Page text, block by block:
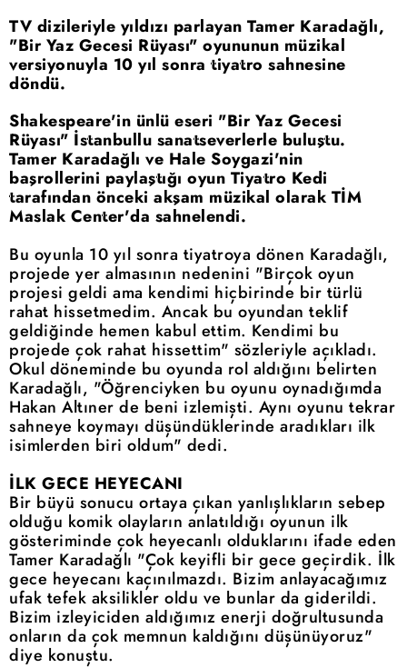
TV dizileriyle yıldızı parlayan Tamer Karadağlı,
"Bir Yaz Gecesi Rüyası" oyununun müzikal
versiyonuyla 10 yıl sonra tiyatro sahnesine
döndü.
Shakespeare'in ünlü eseri "Bir Yaz Gecesi
Rüyası" İstanbullu sanatseverlerle buluştu.
Tamer Karadağlı ve Hale Soygazi'nin
başrollerini paylaştığı oyun Tiyatro Kedi
tarafından önceki akşam müzikal olarak TİM
Maslak Center'da sahnelendi.
Bu oyunla 10 yıl sonra tiyatroya dönen Karadağlı,
projede yer almasının nedenini "Birçok oyun
projesi geldi ama kendimi hiçbirinde bir türlü
rahat hissetmedim. Ancak bu oyundan teklif
geldiğinde hemen kabul ettim. Kendimi bu
projede çok rahat hissettim" sözleriyle açıkladı.
Okul döneminde bu oyunda rol aldığını belirten
Karadağlı, "Öğrenciyken bu oyunu oynadığımda
Hakan Altıner de beni izlemişti. Aynı oyunu tekrar
sahneye koymayı düşündüklerinde aradıkları ilk
isimlerden biri oldum" dedi.
İLK GECE HEYECANI
Bir büyü sonucu ortaya çıkan yanlışlıkların sebep
olduğu komik olayların anlatıldığı oyunun ilk
gösteriminde çok heyecanlı olduklarını ifade eden
Tamer Karadağlı "Çok keyifli bir gece geçirdik. İlk
gece heyecanı kaçınılmazdı. Bizim anlayacağımız
ufak tefek aksilikler oldu ve bunlar da giderildi.
Bizim izleyiciden aldığımız enerji doğrultusunda
onların da çok memnun kaldığını düşünüyoruz"
diye konuştu.